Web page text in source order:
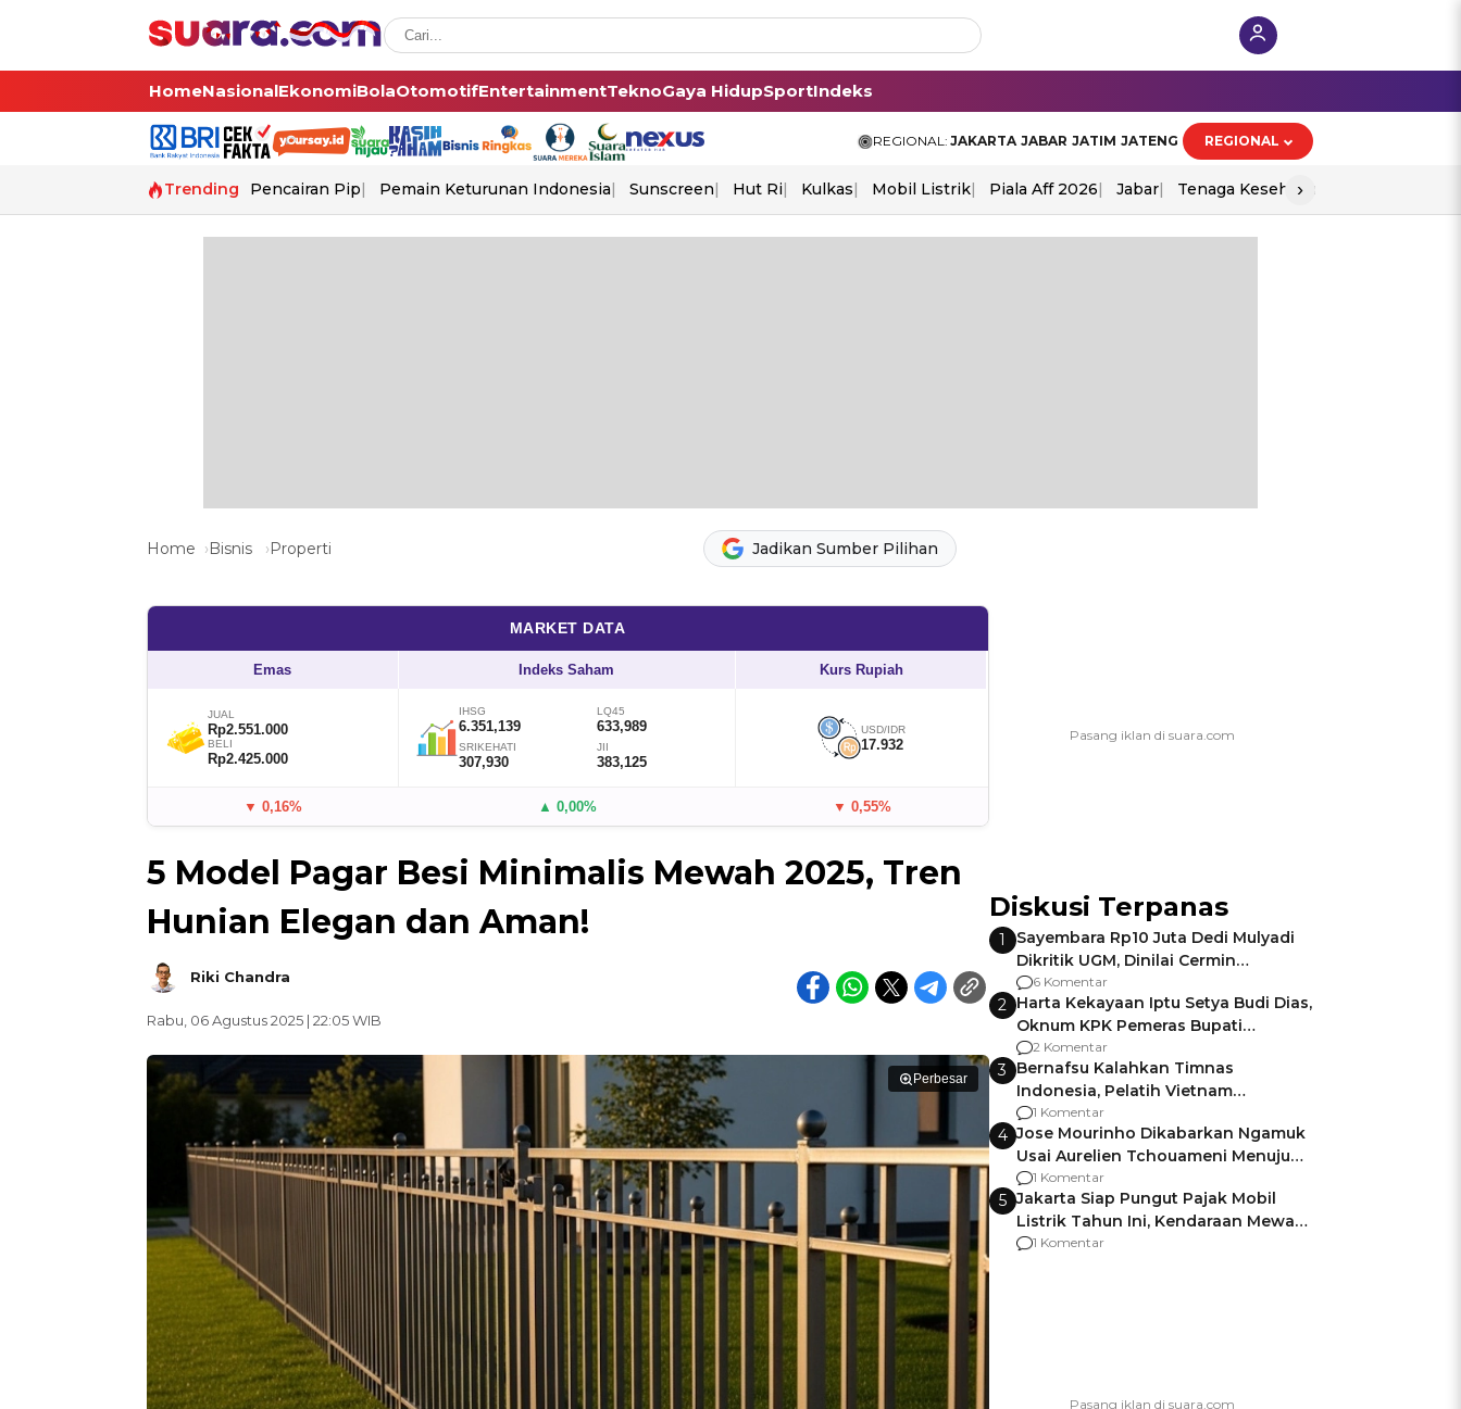
HomeNasionalEkonomiBolaOtomotifEntertainmentTeknoGaya HidupSportIndeks
REGIONAL: JAKARTA JABAR JATIM JATENG REGIONAL
Trending Pencairan Pip Pemain Keturunan Indonesia Sunscreen Hut Ri Kulkas Mobil Listrik Piala Aff 2026 Jabar Tenaga Kesehatan
›
Home Bisnis Properti Jadikan Sumber Pilihan
MARKET DATA
Emas Indeks Saham Kurs Rupiah
JUAL
Rp2.551.000
BELI
Rp2.425.000
IHSG
6.351,139
LQ45
633,989
SRIKEHATI
307,930
JII
383,125
USD/IDR
17.932
▼ 0,16% ▲ 0,00% ▼ 0,55%
5 Model Pagar Besi Minimalis Mewah 2025, Tren
Hunian Elegan dan Aman!
Riki Chandra
Rabu, 06 Agustus 2025 | 22:05 WIB
Perbesar
Diskusi Terpanas
1
Sayembara Rp10 Juta Dedi Mulyadi
Dikritik UGM, Dinilai Cermin
Gagalnya Negara Jamin Keamanan
6 Komentar
2 Harta Kekayaan Iptu Setya Budi Dias,
Oknum KPK Pemeras Bupati
Pemalang
2 Komentar
3 Bernafsu Kalahkan Timnas
Indonesia, Pelatih Vietnam
Berencana Pakai Jimat di Pakansari
1 Komentar
4 Jose Mourinho Dikabarkan Ngamuk
Usai Aurelien Tchouameni Menuju
Manchester United
1 Komentar
5 Jakarta Siap Pungut Pajak Mobil
Listrik Tahun Ini, Kendaraan Mewah
Kena hingga 75% PKB
1 Komentar